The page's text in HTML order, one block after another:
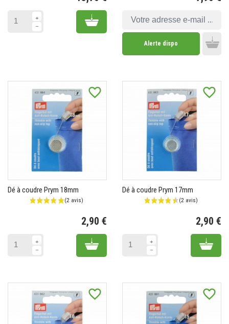
Add to cart
Alerte dispo
favorite_border
Dé à coudre Prym 18mm
2,90 €
Add to cart
favorite_border
Dé à coudre Prym 17mm
2,90 €
Add
favorite_border favorite_border